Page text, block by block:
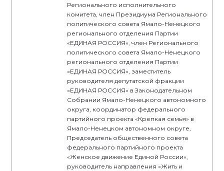
Регионального исполнительного
комитета, член Президиума Регионального
политического совета Ямало-Ненецкого
регионального отделения Партии
«ЕДИНАЯ РОССИЯ», член Регионального
политического совета Ямало-Ненецкого
регионального отделения Партии
«ЕДИНАЯ РОССИЯ», заместитель
руководителя депутатской фракции
«ЕДИНАЯ РОССИЯ» в Законодательном
Собрании Ямало-Ненецкого автономного
округа, координатор федерального
партийного проекта «Крепкая семья» в
Ямало-Ненецком автономном округе,
Председатель общественного совета
федерального партийного проекта
«Женское движение Единой России»,
руководитель направления «Жить и